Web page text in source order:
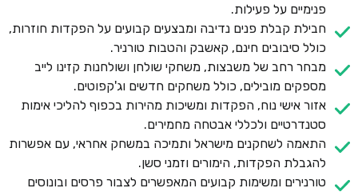
פנימיים על פעילות.
חבילת קבלת פנים נדיבה ומבצעים קבועים על הפקדות חוזרות,
כולל סיבובים חינם, קאשבק והטבות טורניר.
מבחר רחב של משבצות, משחקי שולחן ושולחנות קזינו לייב
מספקים מובילים, כולל משחקים חדשים וג'קפוטים.
אזור אישי נוח, הפקדות ומשיכות מהירות בכפוף להליכי אימות
סטנדרטיים ולכללי אבטחה מחמירים.
התאמה לשחקנים מישראל ותמיכה במשחק אחראי, עם אפשרות
להגבלת הפקדות, הימורים וזמני סשן.
טורנירים ומשימות קבועים המאפשרים לצבור פרסים ובונוסים